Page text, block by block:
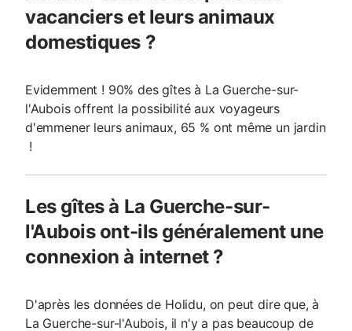
vacanciers et leurs animaux
domestiques ?
Evidemment ! 90% des gîtes à La Guerche-sur-
l'Aubois offrent la possibilité aux voyageurs
d'emmener leurs animaux, 65 % ont même un jardin
!
Les gîtes à La Guerche-sur-
l'Aubois ont-ils généralement une
connexion à internet ?
D'après les données de Holidu, on peut dire que, à
La Guerche-sur-l'Aubois, il n'y a pas beaucoup de